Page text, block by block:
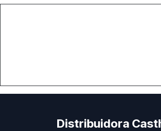
Distribuidora